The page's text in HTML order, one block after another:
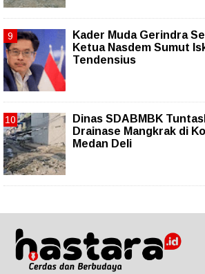
Kader Muda Gerindra
Ketua Nasdem Sumut
Tendensius
Dinas SDABMBK
Drainase Mangkrak di
Medan Deli